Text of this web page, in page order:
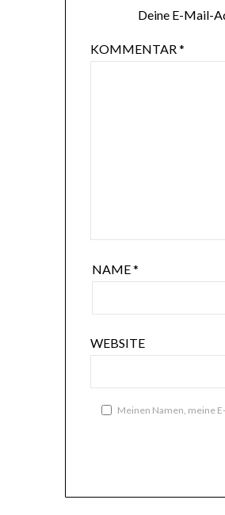
Deine E-Mail-
KOMMENTAR*
NAME*
WEBSITE
Meinen Namen, meine